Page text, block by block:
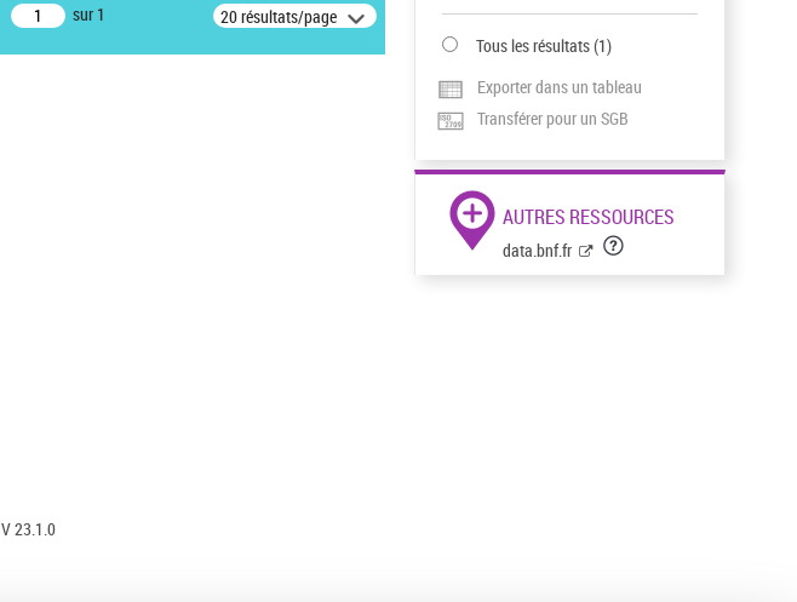
sur 1 20 résultats/page
Tous les résultats(1)
Exporter dans un tableau
Transférer pour un SGB
AUTRES RESSOURCES
data.bnf.fr
V 23.1.0